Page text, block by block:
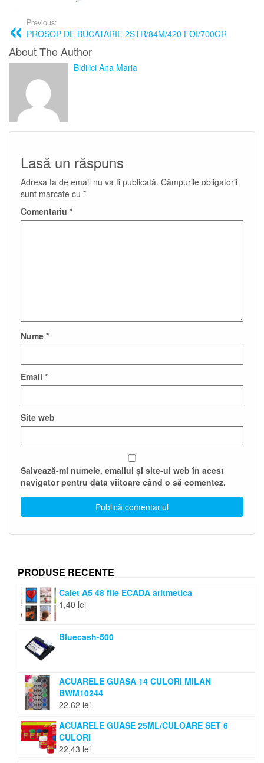
Previous:
PROSOP DE BUCATARIE 2STR/84M/420 FOI/700GR
About The Author
Bidilici Ana Maria
Lasă un răspuns
Adresa ta de email nu va fi publicată. Câmpurile obligatorii
sunt marcate cu *
Comentariu *
Nume *
Email *
Site web
Salvează-mi numele, emailul și site-ul web în acest
navigator pentru data viitoare când o să comentez.
PRODUSE RECENTE
Caiet A5 48 file ECADA aritmetica
1,40 lei
Bluecash-500
ACUARELE GUASA 14 CULORI MILAN
BWM10244
22,62 lei
ACUARELE GUASE 25ML/CULOARE SET 6
CULORI
22,43 lei